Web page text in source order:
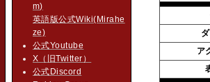
ア
m)
英語版公式Wiki(Mirahe
ze)
公式Youtube
X（旧Twitter）
公式Discord